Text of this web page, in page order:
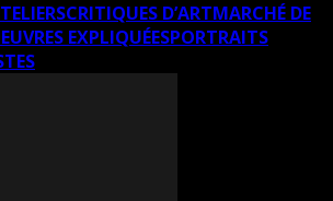
CRITIQUES D’ARTMARCHÉ DE
EXPLIQUÉESPORTRAITS